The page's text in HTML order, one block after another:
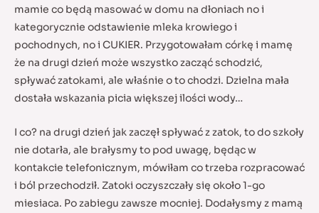
mamie co będą masować w domu na dłoniach no i
kategorycznie odstawienie mleka krowiego i
pochodnych, no i CUKIER. Przygotowałam córkę i mamę
że na drugi dzień może wszystko zacząć schodzić,
spływać zatokami, ale właśnie o to chodzi. Dzielna mała
dostała wskazania picia większej ilości wody…
I co? na drugi dzień jak zaczęł spływać z zatok, to do szkoły
nie dotarła, ale brałysmy to pod uwagę, będąc w
kontakcie telefonicznym, mówiłam co trzeba rozpracować
i ból przechodził. Zatoki oczyszczały się około 1-go
miesiaca. Po zabiegu zawsze mocniej. Dodałysmy z mamą